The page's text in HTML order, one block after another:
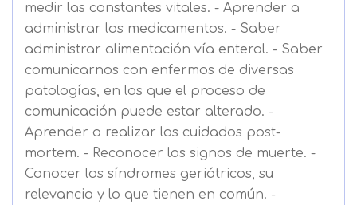
medir las constantes vitales. - Aprender a
administrar los medicamentos. - Saber
administrar alimentación vía enteral. - Saber
comunicarnos con enfermos de diversas
patologías, en los que el proceso de
comunicación puede estar alterado. -
Aprender a realizar los cuidados post-
mortem. - Reconocer los signos de muerte. -
Conocer los síndromes geriátricos, su
relevancia y lo que tienen en común. -